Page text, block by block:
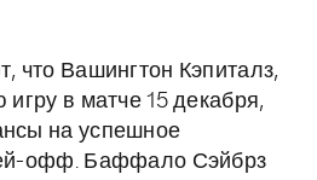
что Вашингтон Кэпиталз,
в матче 15 декабря,
на успешное
офф. Баффало Сэйбрз